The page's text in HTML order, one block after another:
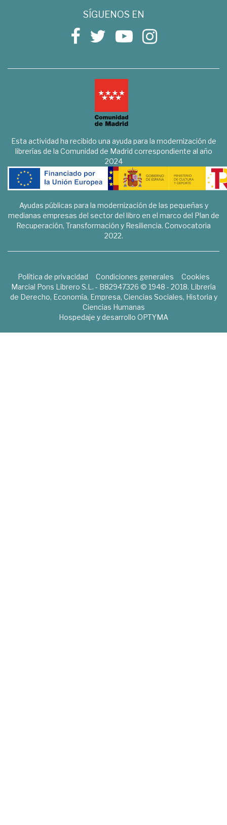
SÍGUENOS EN
Esta actividad ha recibido una ayuda para la modernización de
librerías de la Comunidad de Madrid correspondiente al año
2024
Ayudas públicas para la modernización de las pequeñas y
medianas empresas del sector del libro en el marco del Plan de
Recuperación, Transformación y Resiliencia. Convocatoria
2022.
Política de privacidad Condiciones generales
Cookies
Marcial Pons Librero S.L. - B82947326 © 1948 - 2018. Librería
de Derecho, Economía, Empresa, Ciencias Sociales, Historia y
Ciencias Humanas
Hospedaje y desarrollo OPTYMA